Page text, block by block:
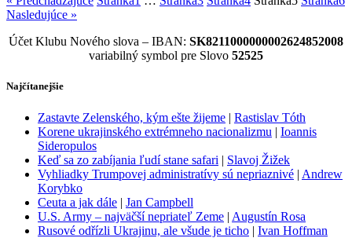
Nasledujúce »
Účet Klubu Nového slova – IBAN: SK8211000000002624852008
variabilný symbol pre Slovo 52525
Najčítanejšie
Zastavte Zelenského, kým ešte žijeme | Rastislav Tóth
Korene ukrajinského extrémneho nacionalizmu | Ioannis
Sideropulos
Keď sa zo zabíjania ľudí stane safari | Slavoj Žižek
Vyhliadky Trumpovej administratívy sú nepriaznivé | Andrew
Korybko
Ceuta a jak dále | Jan Campbell
U.S. Army – najväčší nepriateľ Zeme | Augustín Rosa
Rusové odřízli Ukrajinu, ale všude je ticho | Ivan Hoffman